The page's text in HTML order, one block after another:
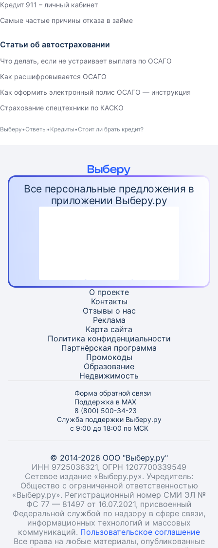
Кредит 911 – личный кабинет
Самые частые причины отказа в займе
Статьи об автостраховании
Что делать, если не устраивает выплата по ОСАГО
Как расшифровывается ОСАГО
Как оформить электронный полис ОСАГО — инструкция
Страхование спецтехники по КАСКО
Выберу Ответы Кредиты Стоит ли брать кредит?
Все персональные предложения в
приложении Выберу.ру
О проекте
Контакты
Отзывы о нас
Реклама
Карта сайта
Политика конфиденциальности
Партнёрская программа
Промокоды
Образование
Недвижимость
Форма обратной связи
Поддержка в MAX
8 (800) 500-34-23
Служба поддержки Выберу.ру
с 9:00 до 18:00 по МСК
© 2014-2026 ООО "Выберу.ру"
ИНН 9725036321, ОГРН 1207700339549
Сетевое издание «Выберу.ру». Учредитель:
Общество с ограниченной ответственностью
«Выберу.ру». Регистрационный номер СМИ ЭЛ №
ФС 77 — 81497 от 16.07.2021, присвоенный
Федеральной службой по надзору в сфере связи,
информационных технологий и массовых
коммуникаций. Пользовательское соглашение
Все права на любые материалы, опубликованные